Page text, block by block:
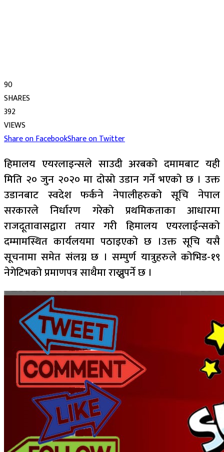
90
SHARES
392
VIEWS
Share on FacebookShare on Twitter
हिमालय एयरलाइन्सले साउदी अरबको दमामबाट यही
मिति २० जुन २०२० मा दोस्रो उडान गर्ने भएको छ । उक्त
उडानबाट स्वदेश फर्कने नेपालीहरुको सूचि नेपाल
सरकारले निर्धारण गरेको प्रथमिकताका आधारमा
राजदूतावासद्वारा तयार गरी हिमालय एयरलाईन्सको
दम्मामस्थित कार्यलयमा पठाइएको छ ।उक्त सूचि यसै
सूचनामा समेत संलग्न छ । सम्पुर्ण यात्रुहरुले कोभिड-१९
नेगेटिभको प्रमाणपत्र साथैमा राख्नुपर्ने छ ।